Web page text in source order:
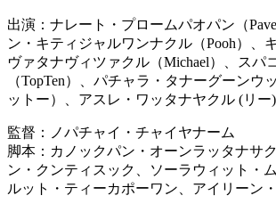
出演：ナレート・プロームパオパン（
ン・キティジャルワンナクル（Pooh）、
ヴァタナヴィツァクル（Michael）、スパ
（TopTen）、パチャラ・タナーグーンウ
ットー）、アスレ・ワッタナヤクル (リー)
監督：ノパチャイ・チャイヤナーム
脚本：カノックパン・オーンラッタナサ
ン・クンティスック、ソーラウィット・
ルット・ティーカポーワン、アイリーン